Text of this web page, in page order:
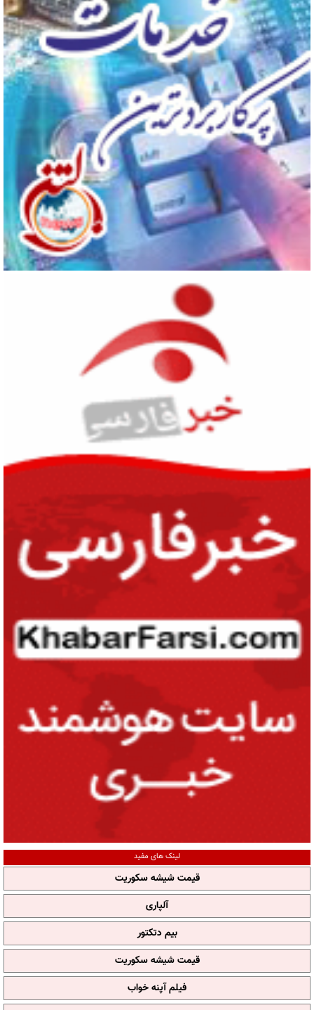
لینک های مفید
قیمت شیشه سکوریت
آلپاری
بیم دتکتور
قیمت شیشه سکوریت
فیلم آپنه خواب